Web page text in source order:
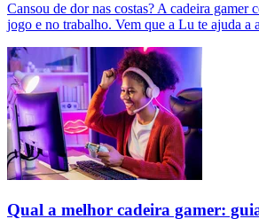
Cansou de dor nas costas? A cadeira gamer
jogo e no trabalho. Vem que a Lu te ajuda a
Qual a melhor cadeira gamer: